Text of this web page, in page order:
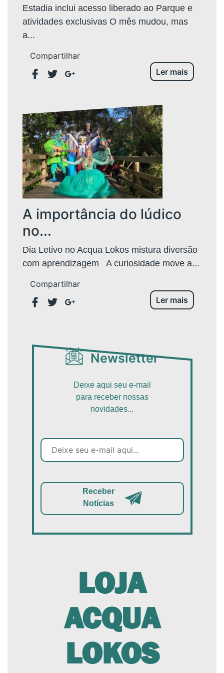
Estadia inclui acesso liberado ao Parque e
atividades exclusivas O mês mudou, mas
a...
Compartilhar
Ler mais
A importância do lúdico
no...
Dia Letivo no Acqua Lokos mistura diversão
com aprendizagem A curiosidade move a...
Compartilhar
Ler mais
Newsletter
Deixe aqui seu e-mail
para receber nossas
novidades...
Receber
Notícias
LOJA
ACQUA
LOKOS